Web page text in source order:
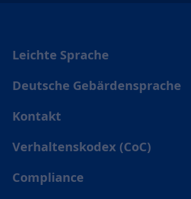
Leichte Sprache
Deutsche Gebärdensprache
Kontakt
Verhaltenskodex (CoC)
Compliance